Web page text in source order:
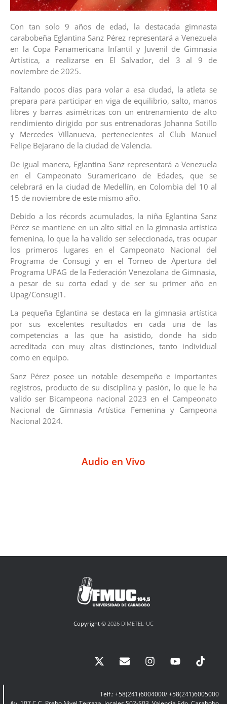
Con tan solo 9 años de edad, la destacada gimnasta
carabobeña Eglantina Sanz Pérez representará a Venezuela
en la Copa Panamericana Infantil y Juvenil de Gimnasia
Artística, a realizarse en El Salvador, del 3 al 9 de
noviembre de 2025.
Faltando pocos días para volar a esa ciudad, la atleta se
prepara para participar en viga de equilibrio, salto, manos
libres y barras asimétricas con un entrenamiento de alto
rendimiento dirigido por sus entrenadoras Johanna Sotillo
y Mercedes Villanueva, pertenecientes al Club Manuel
Felipe Bejarano de la ciudad de Valencia.
De igual manera, Eglantina Sanz representará a Venezuela
en el Campeonato Suramericano de Edades, que se
celebrará en la ciudad de Medellín, en Colombia del 10 al
15 de noviembre de este mismo año.
Debido a los récords acumulados, la niña Eglantina Sanz
Pérez se mantiene en un alto sitial en la gimnasia artística
femenina, lo que la ha valido ser seleccionada, tras ocupar
los primeros lugares en el Campeonato Nacional del
Programa de Consugi y en el Torneo de Apertura del
Programa UPAG de la Federación Venezolana de Gimnasia,
a pesar de su corta edad y de ser su primer año en
Upag/Consugi1.
La pequeña Eglantina se destaca en la gimnasia artística
por sus excelentes resultados en cada una de las
competencias a las que ha asistido, donde ha sido
acreditada con muy altas distinciones, tanto individual
como en equipo.
Sanz Pérez posee un notable desempeño e importantes
registros, producto de su disciplina y pasión, lo que le ha
valido ser Bicampeona nacional 2023 en el Campeonato
Nacional de Gimnasia Artística Femenina y Campeona
Nacional 2024.
Audio en Vivo
Copyright © 2026 DIMETEL-UC
Telf.: +58(241)6004000/ +58(241)6005000